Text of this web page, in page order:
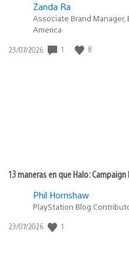
Zanda Ra
Associate Brand
America
Fecha
23/07/2026 1 8
13 maneras en que Halo:
Phil Hornshaw
PlayStation Blog
Fecha
23/07/2026 1